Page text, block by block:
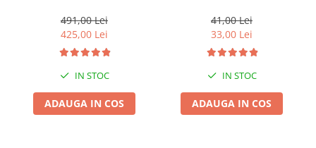
491,00 Lei
425,00 Lei
IN STOC
ADAUGA IN COS
41,00 Lei
33,00 Lei
IN STOC
ADAUGA IN COS